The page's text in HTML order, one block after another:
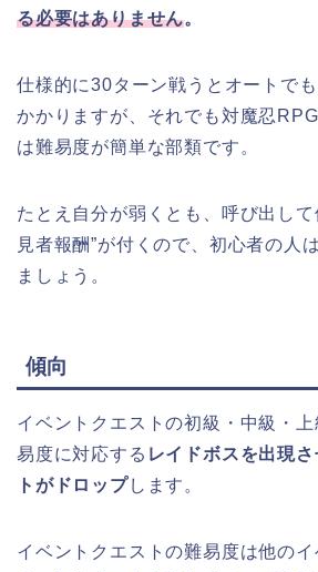
る必要はありません。
仕様的に30ターン戦うとオートで
かかりますが、それでも対魔忍
は難易度が簡単な部類です。
たとえ自分が弱くとも、呼び出して
見者報酬”が付くので、初心者の人
ましょう。
傾向
イベントクエストの初級・中級・
易度に対応する レイドボスを出現
トがドロップします。
イベントクエストの難易度は他の